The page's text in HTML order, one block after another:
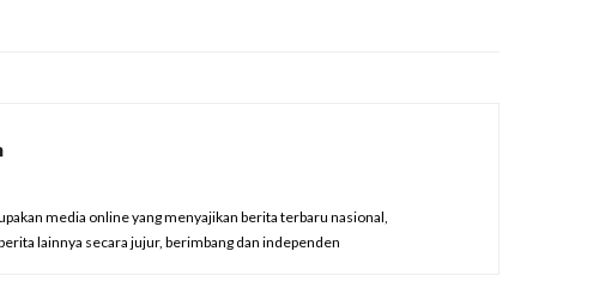
media online yang menyajikan berita terbaru nasional,
lainnya secara jujur, berimbang dan independen